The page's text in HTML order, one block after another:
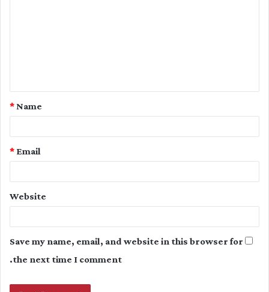
t
Name
*
Email
*
Website
Save my name, email, and website in this browser for
the next time I comment.